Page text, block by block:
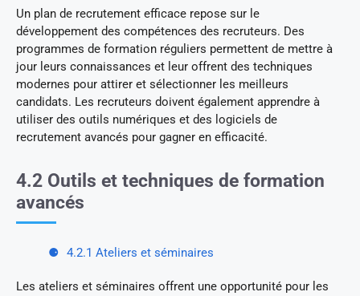
Un plan de recrutement efficace repose sur le
développement des compétences des recruteurs. Des
programmes de formation réguliers permettent de mettre à
jour leurs connaissances et leur offrent des techniques
modernes pour attirer et sélectionner les meilleurs
candidats. Les recruteurs doivent également apprendre à
utiliser des outils numériques et des logiciels de
recrutement avancés pour gagner en efficacité.
4.2 Outils et techniques de formation
avancés
4.2.1 Ateliers et séminaires
Les ateliers et séminaires offrent une opportunité pour les